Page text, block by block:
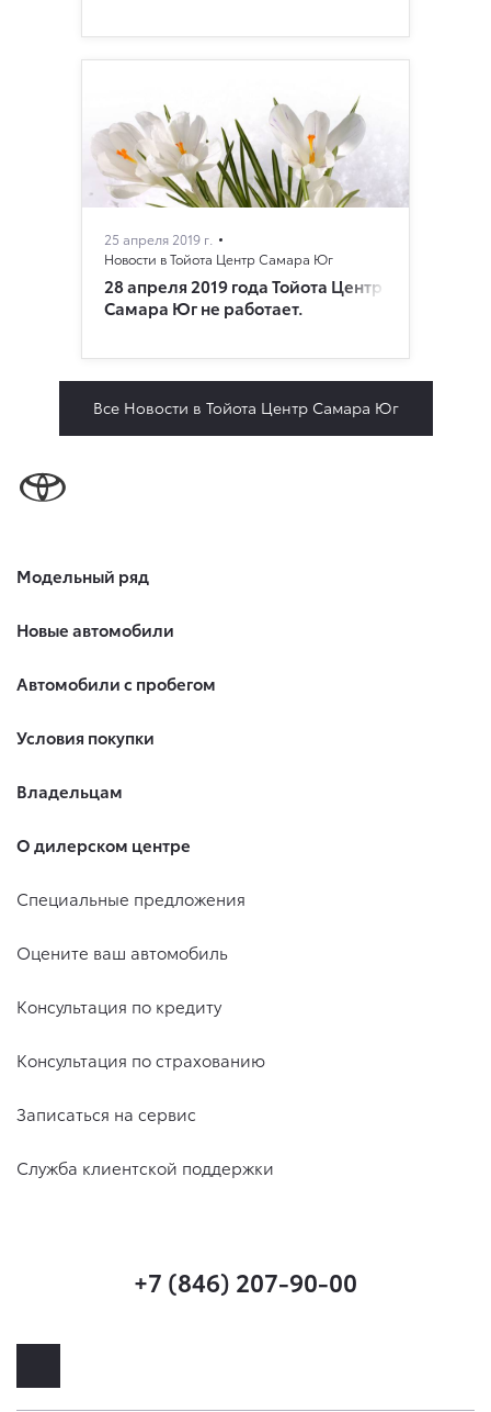
25 апреля 2019 г.
Новости в Тойота Центр Самара Юг
28 апреля 2019 года Тойота Центр
Самара Юг не работает.
Все Новости в Тойота Центр Самара Юг
Модельный ряд
Новые автомобили
Автомобили с пробегом
Условия покупки
Владельцам
О дилерском центре
Специальные предложения
Оцените ваш автомобиль
Консультация по кредиту
Консультация по страхованию
Записаться на сервис
Служба клиентской поддержки
+7 (846) 207-90-00